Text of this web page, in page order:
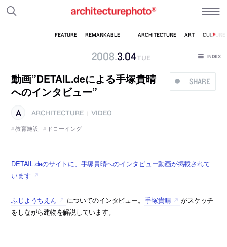
2008.3.04TUE
SHARE
動画”DETAIL.deによる手塚貴晴
へのインタビュー”
ARCHITECTURE
VIDEO
教育施設
ドローイング
DETAIL.deのサイトに、手塚貴晴へのインタビュー動画が掲載されて
います
ふじようちえん についてのインタビュー。 手塚貴晴
がスケッチ
をしながら建物を解説しています。